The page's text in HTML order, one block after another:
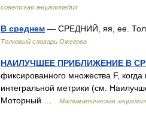
советская энциклопедия
В среднем — СРЕДНИЙ, яя, ее.
Толковый словарь Ожегова
НАИЛУЧШЕЕ ПРИБЛИЖЕНИЕ В
фиксированного множества F,
интегральной метрики (см.
Моторный …
Математическая